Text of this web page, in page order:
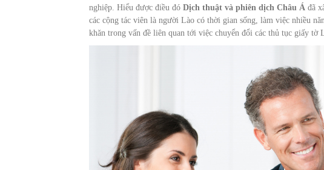
nghiệp. Hiểu được điều đó Dịch thuật và phiên dịch Châu Á đã
các cộng tác viên là người Lào có thời gian sống, làm việc nhiều
khăn trong vấn đề liên quan tới việc chuyển đổi các thủ tục giấy tờ